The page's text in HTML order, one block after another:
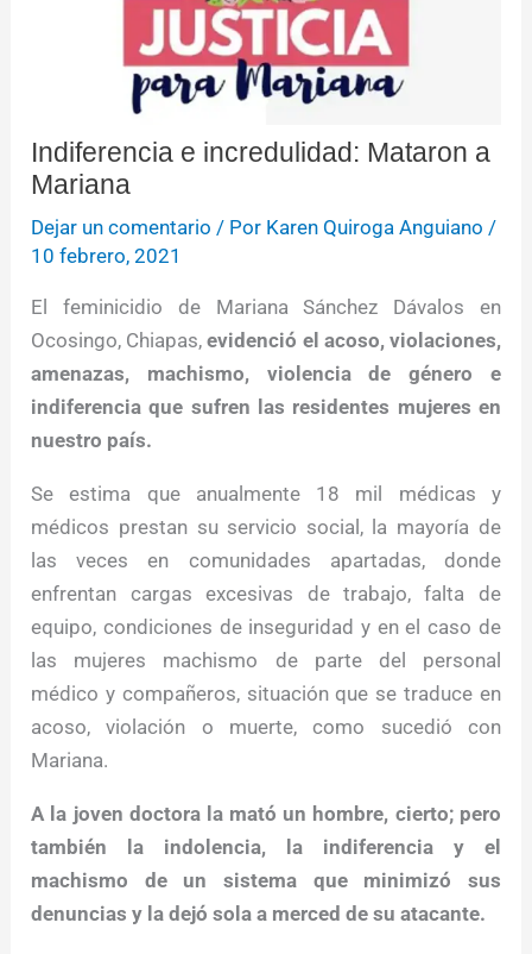
Indiferencia e incredulidad: Mataron a
Mariana
Dejar un comentario / Por Karen Quiroga Anguiano /
10 febrero, 2021
El feminicidio de Mariana Sánchez Dávalos en
Ocosingo, Chiapas,evidenció el acoso, violaciones,
amenazas, machismo, violencia de género e
indiferencia que sufren las residentes mujeres en
nuestro país.
Se estima que anualmente 18 mil médicas y
médicos prestan su servicio social, la mayoría de
las veces en comunidades apartadas, donde
enfrentan cargas excesivas de trabajo, falta de
equipo, condiciones de inseguridad y en el caso de
las mujeres machismo de parte del personal
médico y compañeros, situación que se traduce en
acoso, violación o muerte, como sucedió con
Mariana.
A la joven doctora la mató un hombre, cierto; pero
también la indolencia, la indiferencia y el
machismo de un sistema que minimizó sus
denuncias y la dejó sola a merced de su atacante.